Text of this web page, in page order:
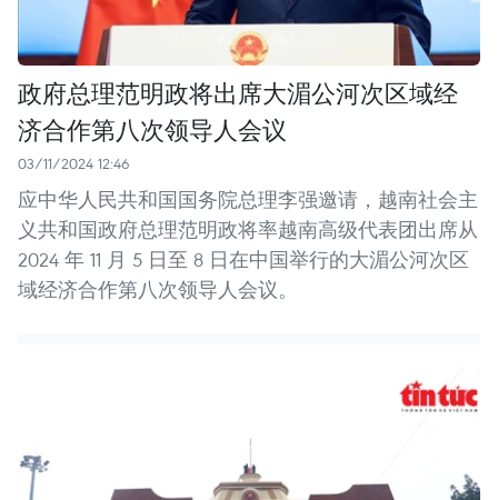
政府总理范明政将出席大湄公河次区域经
济合作第八次领导人会议
03/11/2024 12:46
应中华人民共和国国务院总理李强邀请，越南社会主
义共和国政府总理范明政将率越南高级代表团出席从
2024 年 11 月 5 日至 8 日在中国举行的大湄公河次区
域经济合作第八次领导人会议。